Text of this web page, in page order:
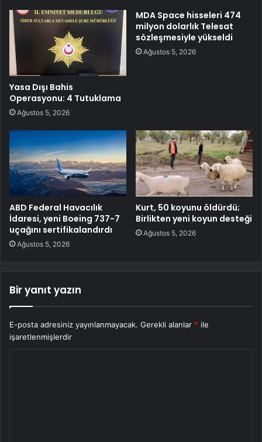
Yasa Dışı Bahis
Operasyonu: 4 Tutuklama
Ağustos 5, 2026
MDA Space hisseleri 474
milyon dolarlık Telesat
sözleşmesiyle yükseldi
Ağustos 5, 2026
ABD Federal Havacılık
İdaresi, yeni Boeing 737-7
uçağını sertifikalandırdı
Ağustos 5, 2026
Kurt, 50 koyunu öldürdü;
Birlikten yeni koyun desteği
Ağustos 5, 2026
Bir yanıt yazın
E-posta adresiniz yayınlanmayacak. Gerekli alanlar * ile
işaretlenmişlerdir